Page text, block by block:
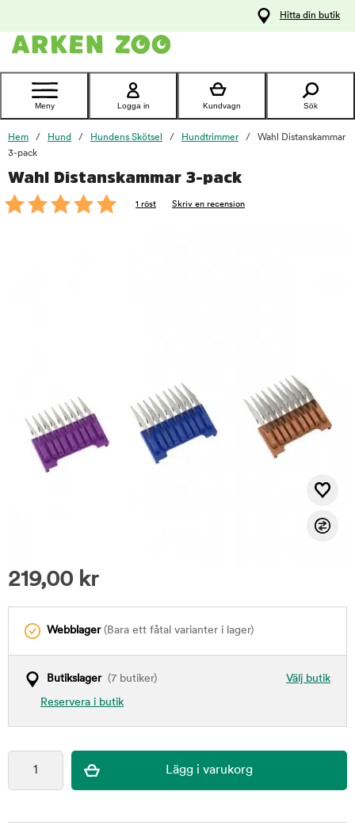
Kontakta
Hitta din butik
Meny Logga in Kundvagn Sök
Hem Hund Hundens Skötsel Hundtrimmer
Wahl Distanskammar
3-pack
Wahl Distanskammar 3-pack
1 röst Skriv en recension
219,00 kr
Webblager(Bara ett fåtal varianter i lager)
Välj butik
Butikslager(7 butiker)
Reservera i butik
foo